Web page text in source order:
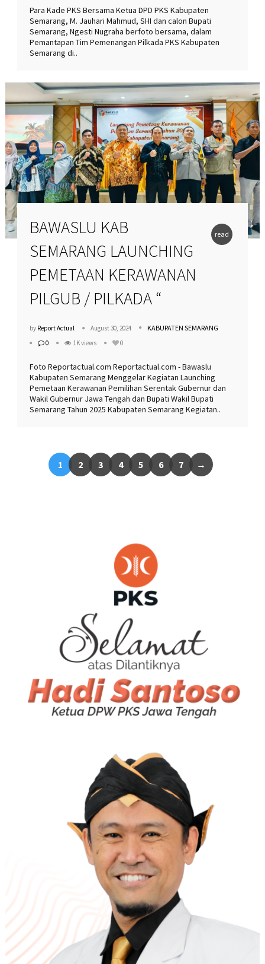
Para Kade PKS Bersama Ketua DPD PKS Kabupaten
Semarang, M. Jauhari Mahmud, SHI dan calon Bupati
Semarang, Ngesti Nugraha berfoto bersama, dalam
Pemantapan Tim Pemenangan Pilkada PKS Kabupaten
Semarang di..
read
BAWASLU KAB
SEMARANG LAUNCHING
PEMETAAN KERAWANAN
PILGUB / PILKADA “
by Report Actual August 30, 2024 KABUPATEN SEMARANG
0 1K views 0
Foto Reportactual.com Reportactual.com - Bawaslu
Kabupaten Semarang Menggelar Kegiatan Launching
Pemetaan Kerawanan Pemilihan Serentak Gubernur dan
Wakil Gubernur Jawa Tengah dan Bupati Wakil Bupati
Semarang Tahun 2025 Kabupaten Semarang Kegiatan..
1 2 3 4 5 6 7 →